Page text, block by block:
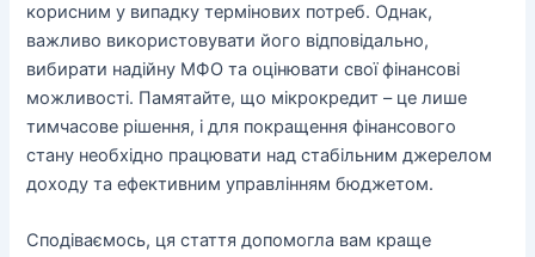
корисним у випадку термінових потреб. Однак,
важливо використовувати його відповідально,
вибирати надійну МФО та оцінювати свої фінансові
можливості. Памятайте, що мікрокредит – це лише
тимчасове рішення, і для покращення фінансового
стану необхідно працювати над стабільним джерелом
доходу та ефективним управлінням бюджетом.
Сподіваємось, ця стаття допомогла вам краще